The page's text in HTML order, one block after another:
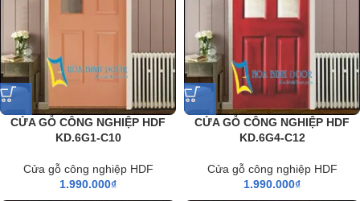
CỬA GỖ CÔNG NGHIỆP HDF
KD.6G1-C10
Cửa gỗ công nghiệp HDF
1.990.000₫
CỬA GỖ CÔNG NGHIỆP HDF
KD.6G4-C12
Cửa gỗ công nghiệp HDF
1.990.000₫